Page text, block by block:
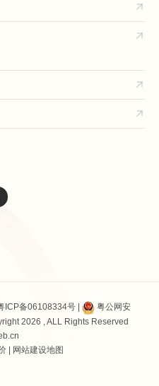
ICP备06108334号|
粤公网安
2026 , ALL Rights Reserved
| 网站建设地图